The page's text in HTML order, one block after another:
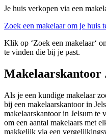
Je huis verkopen via een
Zoek een makelaar om je huis
Klik op ‘Zoek een makelaar‘
te vinden die bij je past.
Makelaarskantoor
Als je een kundige makelaar
bij een makelaarskantoor in
makelaarskantoor in Jelsum te
om een aantal makelaars met
makkelijk via een